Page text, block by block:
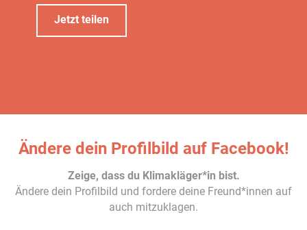
Jetzt teilen
Ändere dein Profilbild auf Facebook!
Zeige, dass du Klimakläger*in bist.
Ändere dein Profilbild und fordere deine Freund*innen auf
auch mitzuklagen.